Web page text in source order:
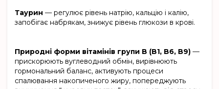
Таурин — регулює рівень натрію, кальцію і калію,
запобігає набрякам, знижує рівень глюкози в крові.
Природні форми вітамінів групи B (B1, B6, B9) —
прискорюють вуглеводний обмін, вирівнюють
гормональний баланс, активують процеси
спалювання накопиченого жиру, попереджують